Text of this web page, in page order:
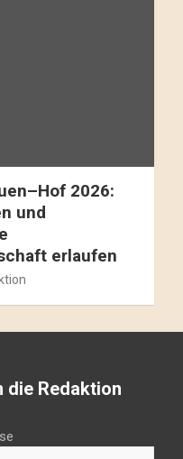
2026:
und
erlaufen
die Redaktion